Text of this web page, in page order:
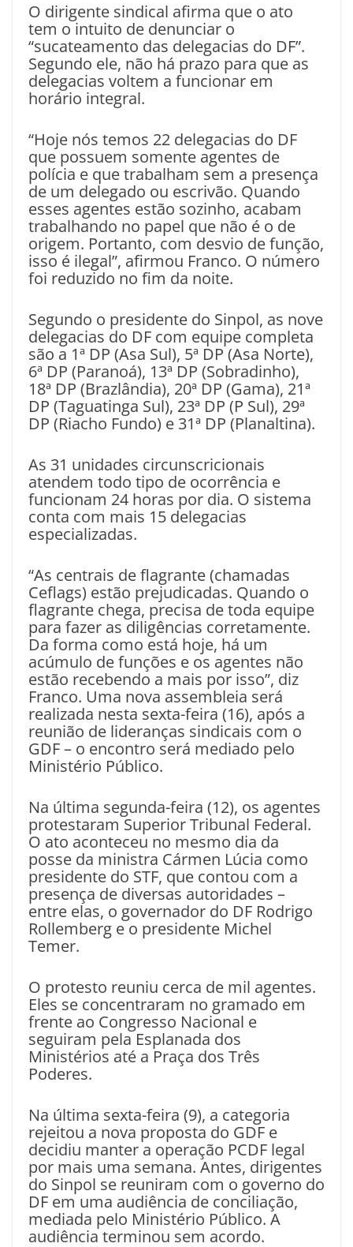
O dirigente sindical afirma que o ato
tem o intuito de denunciar o
“sucateamento das delegacias do DF”.
Segundo ele, não há prazo para que as
delegacias voltem a funcionar em
horário integral.
“Hoje nós temos 22 delegacias do DF
que possuem somente agentes de
polícia e que trabalham sem a presença
de um delegado ou escrivão. Quando
esses agentes estão sozinho, acabam
trabalhando no papel que não é o de
origem. Portanto, com desvio de função,
isso é ilegal”, afirmou Franco. O número
foi reduzido no fim da noite.
Segundo o presidente do Sinpol, as nove
delegacias do DF com equipe completa
são a 1ª DP (Asa Sul), 5ª DP (Asa Norte),
6ª DP (Paranoá), 13ª DP (Sobradinho),
18ª DP (Brazlândia), 20ª DP (Gama), 21ª
DP (Taguatinga Sul), 23ª DP (P Sul), 29ª
DP (Riacho Fundo) e 31ª DP (Planaltina).
As 31 unidades circunscricionais
atendem todo tipo de ocorrência e
funcionam 24 horas por dia. O sistema
conta com mais 15 delegacias
especializadas.
“As centrais de flagrante (chamadas
Ceflags) estão prejudicadas. Quando o
flagrante chega, precisa de toda equipe
para fazer as diligências corretamente.
Da forma como está hoje, há um
acúmulo de funções e os agentes não
estão recebendo a mais por isso”, diz
Franco. Uma nova assembleia será
realizada nesta sexta-feira (16), após a
reunião de lideranças sindicais com o
GDF – o encontro será mediado pelo
Ministério Público.
Na última segunda-feira (12), os agentes
protestaram Superior Tribunal Federal.
O ato aconteceu no mesmo dia da
posse da ministra Cármen Lúcia como
presidente do STF, que contou com a
presença de diversas autoridades –
entre elas, o governador do DF Rodrigo
Rollemberg e o presidente Michel
Temer.
O protesto reuniu cerca de mil agentes.
Eles se concentraram no gramado em
frente ao Congresso Nacional e
seguiram pela Esplanada dos
Ministérios até a Praça dos Três
Poderes.
Na última sexta-feira (9), a categoria
rejeitou a nova proposta do GDF e
decidiu manter a operação PCDF legal
por mais uma semana. Antes, dirigentes
do Sinpol se reuniram com o governo do
DF em uma audiência de conciliação,
mediada pelo Ministério Público. A
audiência terminou sem acordo.